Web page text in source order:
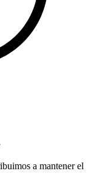
a mantener el